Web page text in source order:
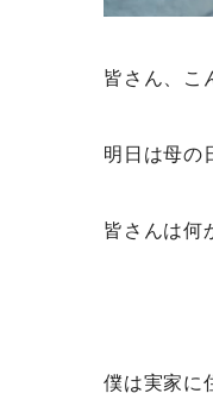
皆さん、こ
明日は母の
皆さんは何
僕は実家に